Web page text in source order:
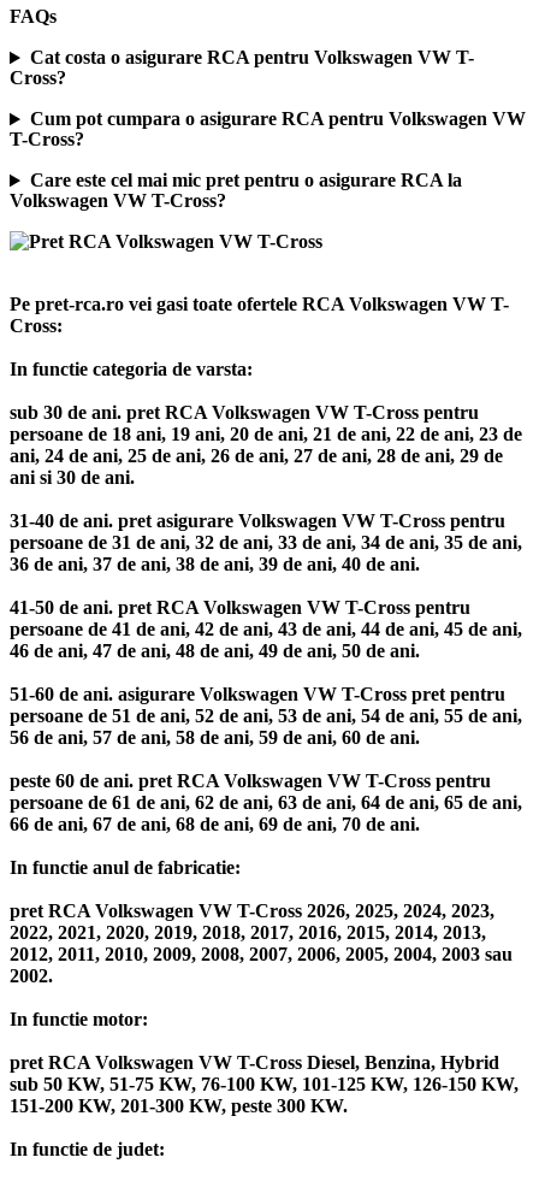
FAQs
Cat costa o asigurare RCA pentru Volkswagen VW T-
Cross?
Cum pot cumpara o asigurare RCA pentru Volkswagen VW
T-Cross?
Care este cel mai mic pret pentru o asigurare RCA la
Volkswagen VW T-Cross?
Pe pret-rca.ro vei gasi toate ofertele RCA Volkswagen VW T-
Cross:
In functie categoria de varsta:
sub 30 de ani. pret RCA Volkswagen VW T-Cross pentru
persoane de 18 ani, 19 ani, 20 de ani, 21 de ani, 22 de ani, 23 de
ani, 24 de ani, 25 de ani, 26 de ani, 27 de ani, 28 de ani, 29 de
ani si 30 de ani.
31-40 de ani. pret asigurare Volkswagen VW T-Cross pentru
persoane de 31 de ani, 32 de ani, 33 de ani, 34 de ani, 35 de ani,
36 de ani, 37 de ani, 38 de ani, 39 de ani, 40 de ani.
41-50 de ani. pret RCA Volkswagen VW T-Cross pentru
persoane de 41 de ani, 42 de ani, 43 de ani, 44 de ani, 45 de ani,
46 de ani, 47 de ani, 48 de ani, 49 de ani, 50 de ani.
51-60 de ani. asigurare Volkswagen VW T-Cross pret pentru
persoane de 51 de ani, 52 de ani, 53 de ani, 54 de ani, 55 de ani,
56 de ani, 57 de ani, 58 de ani, 59 de ani, 60 de ani.
peste 60 de ani. pret RCA Volkswagen VW T-Cross pentru
persoane de 61 de ani, 62 de ani, 63 de ani, 64 de ani, 65 de ani,
66 de ani, 67 de ani, 68 de ani, 69 de ani, 70 de ani.
In functie anul de fabricatie:
pret RCA Volkswagen VW T-Cross 2026, 2025, 2024, 2023,
2022, 2021, 2020, 2019, 2018, 2017, 2016, 2015, 2014, 2013,
2012, 2011, 2010, 2009, 2008, 2007, 2006, 2005, 2004, 2003 sau
2002.
In functie motor:
pret RCA Volkswagen VW T-Cross Diesel, Benzina, Hybrid
sub 50 KW, 51-75 KW, 76-100 KW, 101-125 KW, 126-150 KW,
151-200 KW, 201-300 KW, peste 300 KW.
In functie de judet: